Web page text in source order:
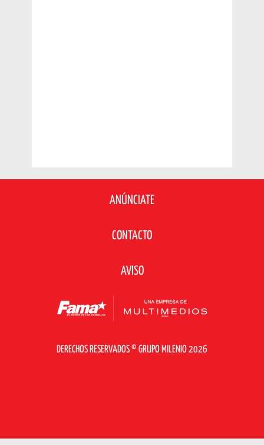
ANÚNCIATE
CONTACTO
AVISO
DERECHOS RESERVADOS © GRUPO MILENIO 2026